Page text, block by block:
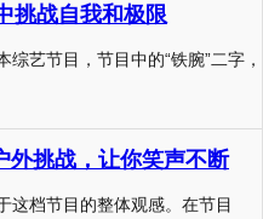
挑战自我和极限
艺节目，节目中的“铁腕”二字，
外挑战，让你笑声不断
这档节目的整体观感。在节目